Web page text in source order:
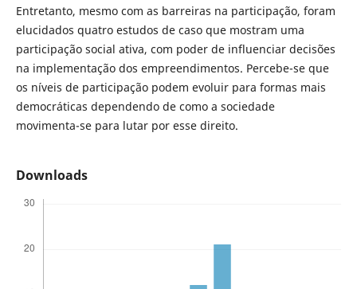
Entretanto, mesmo com as barreiras na participação, foram
elucidados quatro estudos de caso que mostram uma
participação social ativa, com poder de influenciar decisões
na implementação dos empreendimentos. Percebe-se que
os níveis de participação podem evoluir para formas mais
democráticas dependendo de como a sociedade
movimenta-se para lutar por esse direito.
Downloads